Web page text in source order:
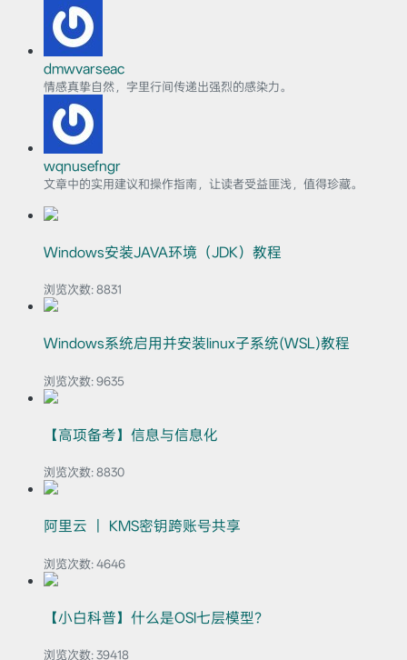
dmwvarseac
情感真挚自然，字里行间传递出强烈的感染力。
wqnusefngr
文章中的实用建议和操作指南，让读者受益匪浅，值得珍藏。
Windows安装JAVA环境（JDK）教程
浏览次数: 8831
Windows系统启用并安装linux子系统(WSL)教程
浏览次数: 9635
【高项备考】信息与信息化
浏览次数: 8830
阿里云 ｜ KMS密钥跨账号共享
浏览次数: 4646
【小白科普】什么是OSI七层模型？
浏览次数: 39418